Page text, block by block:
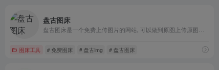
盘古图床
图床工具 # 免费图床 # 盘古img # 盘古图床